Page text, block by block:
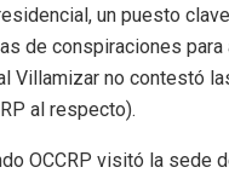
un puesto
de conspiraciones para
Villamizar no contestó
al respecto).
OCCRP visitó la sede